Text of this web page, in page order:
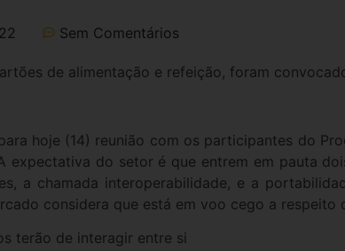
Sem Comentários
de alimentação e refeição, foram
hoje (14) reunião com os participantes do
expectativa do setor é que entrem em pauta
a chamada interoperabilidade, e a
considera que está em voo cego a respeito
terão de interagir entre si